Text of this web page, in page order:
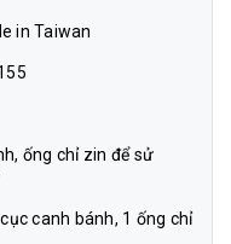
in Taiwan
ống chỉ zin để sử
cục canh bánh, 1 ống chỉ